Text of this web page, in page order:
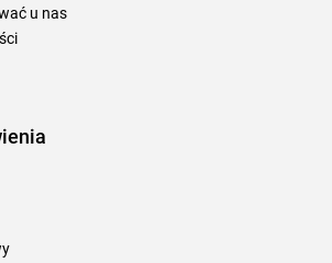
u nas